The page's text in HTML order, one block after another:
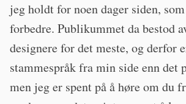
jeg holdt for noen dager siden,
forbedre. Publikummet da bestod
designere for det meste, og derfor
stammespråk fra min side enn det
men jeg er spent på å høre om du